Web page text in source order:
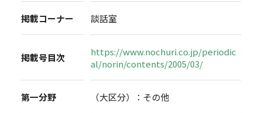
掲載コーナー 談話室
掲載号目次
https://www.nochuri.co.jp/periodic
al/norin/contents/2005/03/
第一分野 （大区分）：その他